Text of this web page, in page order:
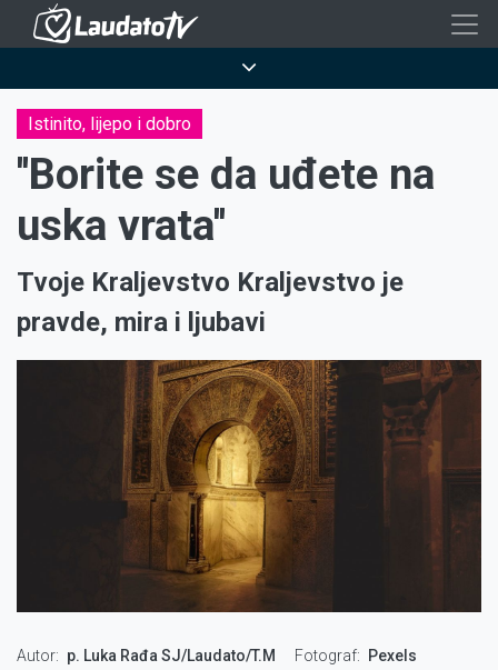
Skoči
sadržaj
Istinito, lijepo i dobro
''Borite se da uđete na
uska vrata''
Tvoje Kraljevstvo Kraljevstvo je
pravde, mira i ljubavi
Autor p. Luka Rađa SJ/Laudato/T.M Fotograf Pexels